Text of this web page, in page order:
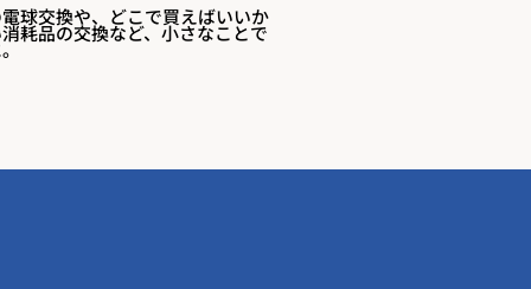
球交換や、どこで買えばいいか
耗品の交換など、小さなことで